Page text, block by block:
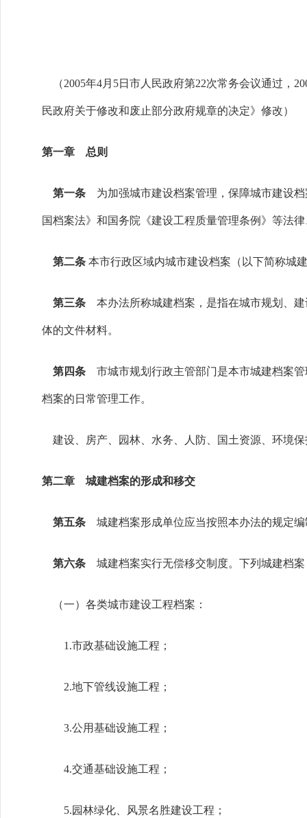
（2005年4月5日市人民政府第22次常务会议通过，
民政府关于修改和废止部分政府规章的决定》修改）
第一章 总则
第一条 为加强城市建设档案管理，保障城市建设
国档案法》和国务院《建设工程质量管理条例》等法
第二条 本市行政区域内城市建设档案（以下简称城
第三条 本办法所称城建档案，是指在城市规划、
体的文件材料。
第四条 市城市规划行政主管部门是本市城建档案
档案的日常管理工作。
建设、房产、园林、水务、人防、国土资源、环境
第二章 城建档案的形成和移交
第五条 城建档案形成单位应当按照本办法的规定
第六条 城建档案实行无偿移交制度。下列城建档
（一）各类城市建设工程档案：
1.市政基础设施工程；
2.地下管线设施工程；
3.公用基础设施工程；
4.交通基础设施工程；
5.园林绿化、风景名胜建设工程；